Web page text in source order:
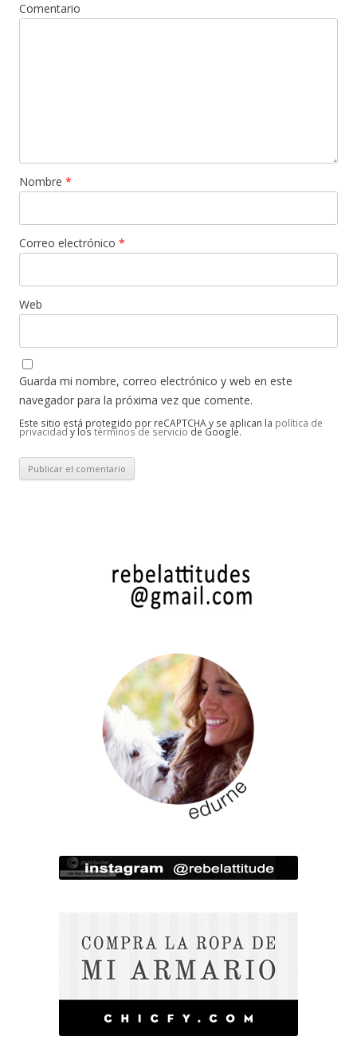
Comentario
Nombre *
Correo electrónico *
Web
Guarda mi nombre, correo electrónico y web en este
navegador para la próxima vez que comente.
Este sitio está protegido por reCAPTCHA y se aplican la política de
privacidad y los términos de servicio de Google.